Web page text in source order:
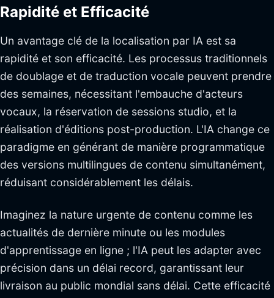
Rapidité et Efficacité
Un avantage clé de la localisation par IA est sa
rapidité et son efficacité. Les processus traditionnels
de doublage et de traduction vocale peuvent prendre
des semaines, nécessitant l'embauche d'acteurs
vocaux, la réservation de sessions studio, et la
réalisation d'éditions post-production. L'IA change ce
paradigme en générant de manière programmatique
des versions multilingues de contenu simultanément,
réduisant considérablement les délais.
Imaginez la nature urgente de contenu comme les
actualités de dernière minute ou les modules
d'apprentissage en ligne ; l'IA peut les adapter avec
précision dans un délai record, garantissant leur
livraison au public mondial sans délai. Cette efficacité